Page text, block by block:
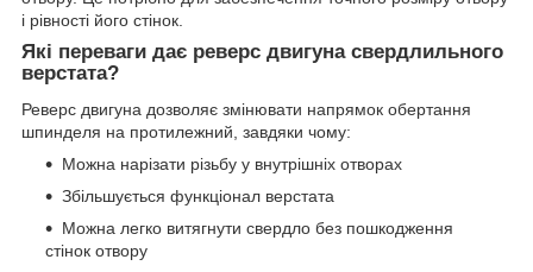
і рівності його стінок.
Які переваги дає реверс двигуна свердлильного
верстата?
Реверс двигуна дозволяє змінювати напрямок обертання
шпинделя на протилежний, завдяки чому:
Можна нарізати різьбу у внутрішніх отворах
Збільшується функціонал верстата
Можна легко витягнути свердло без пошкодження
стінок отвору